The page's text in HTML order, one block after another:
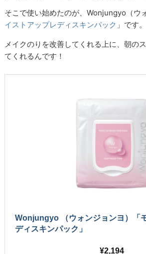
そこで使い始めたのが、Wonjungyo（ウ
イストアップレディスキンパック 」です。
メイクのりを改善してくれる上に、朝の
てくれるんです！
Wonjungyo （ウォンジョンヨ）「
ディスキンパック」
2,194